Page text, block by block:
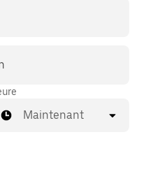
pourrez rejoindre
pour vous assurer de
Maintenant